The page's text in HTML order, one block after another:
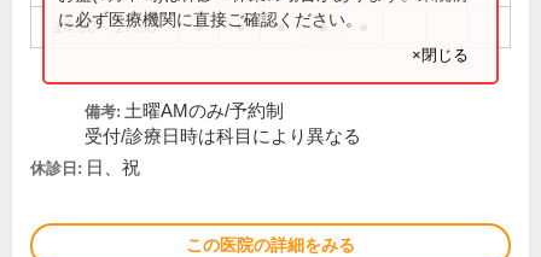
14:00～17:30 ● ● ● ●
に必ず医療機関に直接ご確認ください。
×閉じる
備考: 土曜AMのみ/予約制
受付/診療日時は科目により異なる
休診日: 日、祝
この医院の詳細をみる